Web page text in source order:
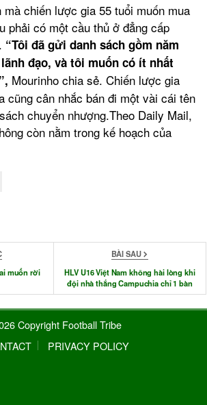
mà chiến lược gia 55 tuổi muốn mua
phải có một cầu thủ ở đẳng cấp
“Tôi đã gửi danh sách gồm năm
đạo, và tôi muốn có ít nhất
Mourinho chia sẻ. Chiến lược gia
cũng cân nhắc bán đi một vài cái tên
chuyển nhượng.Theo Daily Mail,
còn nằm trong kế hoạch của
muốn rời
BÀI SAU
HLV U16 Việt Nam không hài lòng khi
đội nhà thắng Campuchia chỉ 1 bàn
Copyright Football Tribe
PRIVACY POLICY